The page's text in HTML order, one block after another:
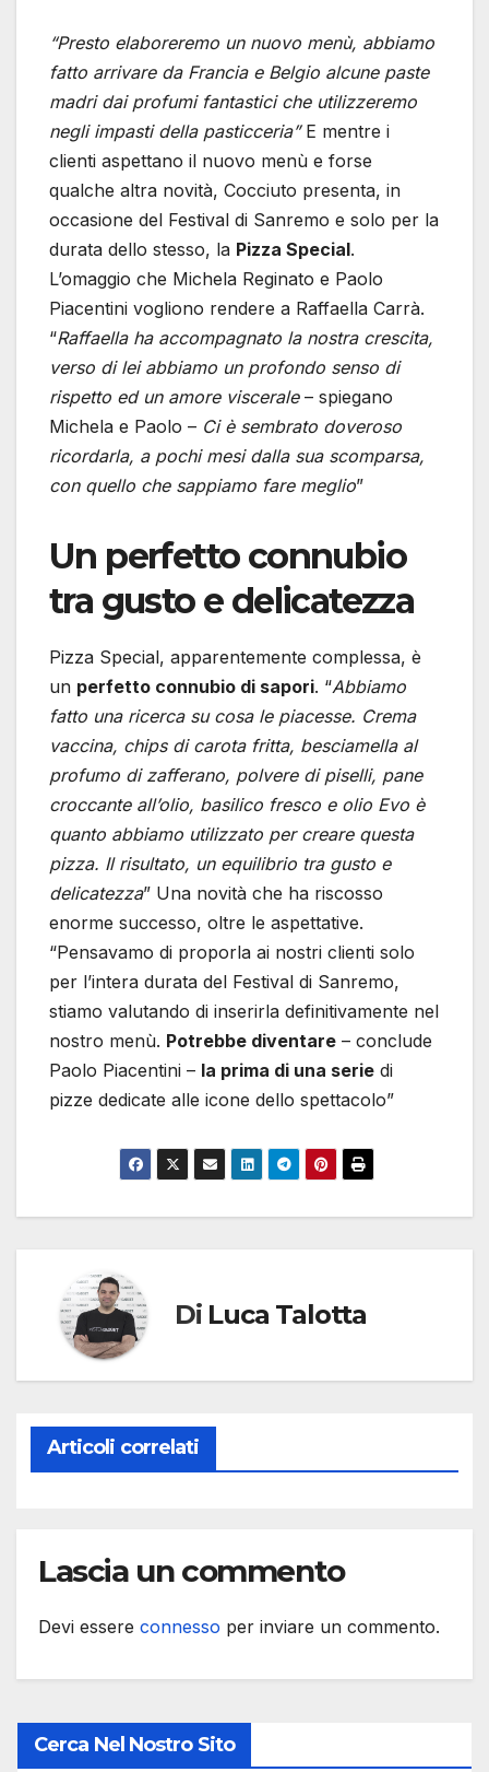
“Presto elaboreremo un nuovo menù, abbiamo
fatto arrivare da Francia e Belgio alcune paste
madri dai profumi fantastici che utilizzeremo
negli impasti della pasticceria” E mentre i
clienti aspettano il nuovo menù e forse
qualche altra novità, Cocciuto presenta, in
occasione del Festival di Sanremo e solo per la
durata dello stesso, la Pizza Special.
L’omaggio che Michela Reginato e Paolo
Piacentini vogliono rendere a Raffaella Carrà.
“Raffaella ha accompagnato la nostra crescita,
verso di lei abbiamo un profondo senso di
rispetto ed un amore viscerale– spiegano
Michela e Paolo – Ci è sembrato doveroso
ricordarla, a pochi mesi dalla sua scomparsa,
con quello che sappiamo fare meglio”
Un perfetto connubio
tra gusto e delicatezza
Pizza Special, apparentemente complessa, è
un perfetto connubio di sapori. “Abbiamo
fatto una ricerca su cosa le piacesse. Crema
vaccina, chips di carota fritta, besciamella al
profumo di zafferano, polvere di piselli, pane
croccante all’olio, basilico fresco e olio Evo è
quanto abbiamo utilizzato per creare questa
pizza. Il risultato, un equilibrio tra gusto e
delicatezza” Una novità che ha riscosso
enorme successo, oltre le aspettative.
“Pensavamo di proporla ai nostri clienti solo
per l’intera durata del Festival di Sanremo,
stiamo valutando di inserirla definitivamente nel
nostro menù. Potrebbe diventare – conclude
Paolo Piacentini – la prima di una serie di
pizze dedicate alle icone dello spettacolo”
Di Luca Talotta
Articoli correlati
Lascia un commento
Devi essere connesso per inviare un commento.
Cerca Nel Nostro Sito